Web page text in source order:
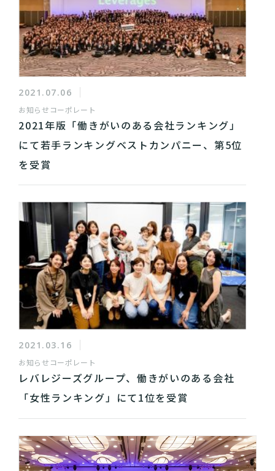
2021.07.06
お知らせ コーポレート
2021年版「働きがいのある会社ランキング」
にて若手ランキングベストカンパニー、第5位
を受賞
2021.03.16
お知らせ コーポレート
レバレジーズグループ、働きがいのある会社
「女性ランキング」にて1位を受賞